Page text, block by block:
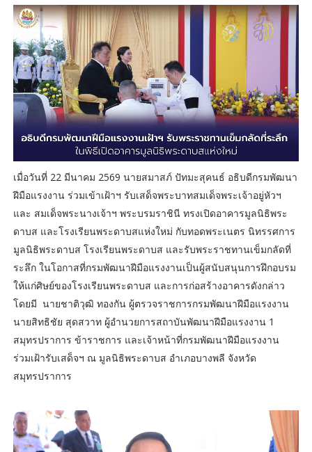
เมื่อวันที่ 22 มีนาคม 2569 นายสมาสภ์ ปัทมะสุคนธ์ อธิบดีกรมพัฒนา
ฝีมือแรงงาน ร่วมเข้าเฝ้าฯ รับเสด็จพระบาทสมเด็จพระเจ้าอยู่หัวฯ
และ สมเด็จพระนางเจ้าฯ พระบรมราชินี ทรงเปิดอาคารมูลนิธิพระ
ดาบส และโรงเรียนพระดาบสแห่งใหม่ กับทอดพระเนตร นิทรรศการ
มูลนิธิพระดาบส โรงเรียนพระดาบส และรับพระราชทานเข็มกลัดที่
ระลึก ในโอกาสที่กรมพัฒนาฝีมือแรงงานเป็นผู้สนับสนุนการฝึกอบรม
ให้แก่ศิษย์ของโรงเรียนพระดาบส และการก่อสร้างอาคารดังกล่าว
โดยมี นายชาติวุฒิ ทองกัน ผู้ตรวจราชการกรมพัฒนาฝีมือแรงงาน
นายสิทธิชัย สุดสวาท ผู้อำนวยการสถาบันพัฒนาฝีมือแรงงาน 1
สมุทรปราการ ข้าราชการ และเจ้าหน้าที่กรมพัฒนาฝีมือแรงงาน
ร่วมเฝ้ารับเสด็จฯ ณ มูลนิธิพระดาบส อำเภอบางพลี จังหวัด
สมุทรปราการ